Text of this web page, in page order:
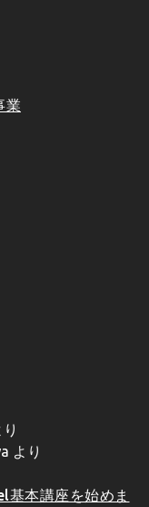
業
り
より
基本講座を始めま